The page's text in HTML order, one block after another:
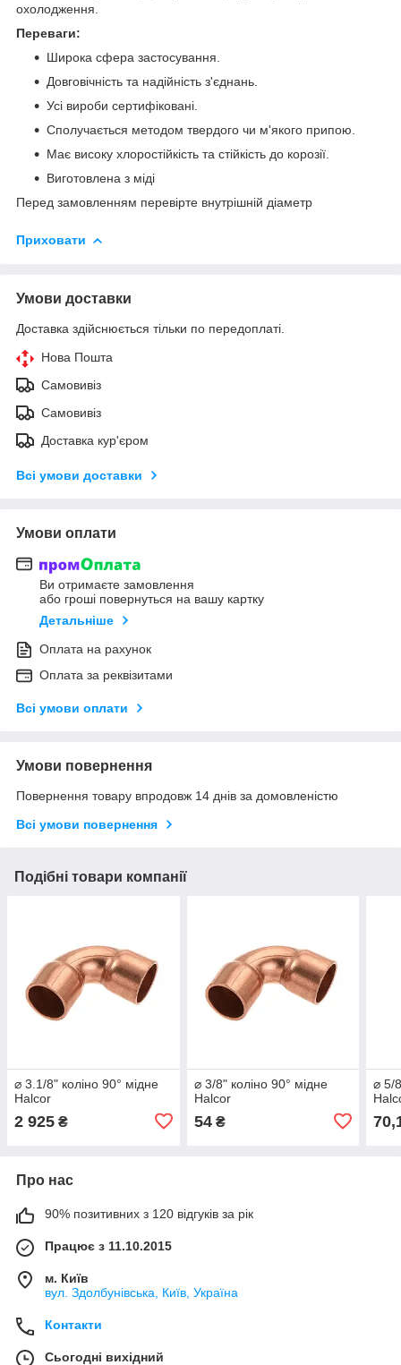
охолодження.
Переваги:
Широка сфера застосування.
Довговічність та надійність з'єднань.
Усі вироби сертифіковані.
Сполучається методом твердого чи м'якого припою.
Має високу хлоростійкість та стійкість до корозії.
Виготовлена з міді
Перед замовленням перевірте внутрішній діаметр
Приховати
Умови доставки
Доставка здійснюється тільки по передоплаті.
Нова Пошта
Самовивіз
Самовивіз
Доставка кур'єром
Всі умови доставки
Умови оплати
Ви отримаєте замовлення
або гроші повернуться на вашу картку
Детальніше
Оплата на рахунок
Оплата за реквізитами
Всі умови оплати
Умови повернення
Повернення товару впродовж 14 днів за домовленістю
Всі умови повернення
Подібні товари компанії
⌀ 3.1/8" коліно 90° мідне
Halcor
2 925 ₴
⌀ 3/8" коліно 90° мідне
Halcor
54₴
⌀ 5/
Про нас
90% позитивних з 120 відгуків за рік
Працює з 11.10.2015
м. Київ
вул. Здолбунівська, Київ, Україна
Контакти
Сьогодні вихідний